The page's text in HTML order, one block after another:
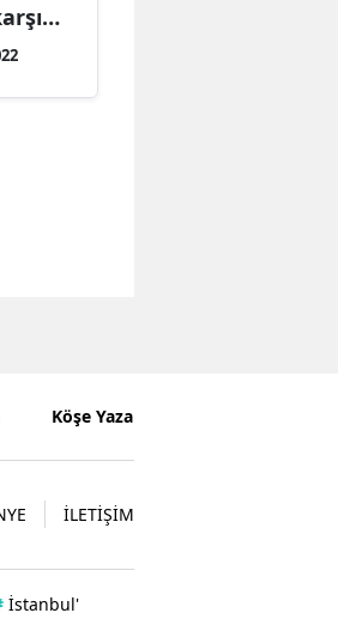
Köşe Yazarları
İLETİŞİM
İstanbul'